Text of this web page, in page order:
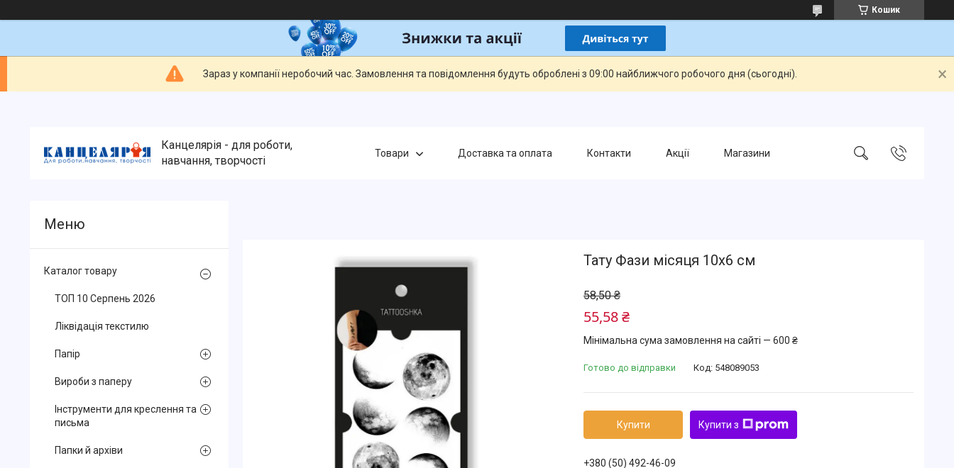
Кошик
Зараз у компанії неробочий час. Замовлення та повідомлення будуть оброблені з 09:00 найближчого робочого дня (сьогодні).
Канцелярія - для роботи,
навчання, творчості
Товари Доставка та оплата Контакти Акції Магазини
Тату Фази місяця 10х6 см
58,50 ₴
55,58 ₴
Мінімальна сума замовлення на сайті — 600 ₴
Готово до відправки Код: 548089053
Купити Купити з
+380 (50) 492-46-09
Каталог товару
ТОП 10 Серпень 2026
Ліквідація текстилю
Папір
Вироби з паперу
Інструменти для креслення та
письма
Папки й архіви